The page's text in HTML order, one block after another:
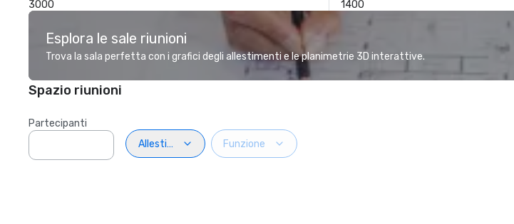
3000
1400
Esplora le sale riunioni
Trova la sala perfetta con i grafici degli allestimenti e le planimetrie 3D interattive.
Spazio riunioni
Partecipanti
Allestimento
Funzione